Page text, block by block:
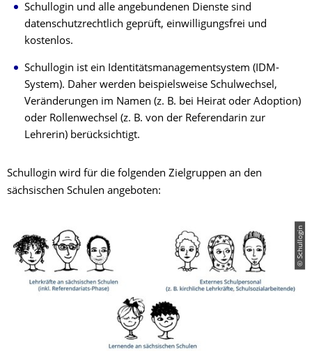
Schullogin und alle angebundenen Dienste sind
datenschutzrechtlich geprüft, einwilligungsfrei und
kostenlos.
Schullogin ist ein Identitätsmanagementsystem (IDM-
System). Daher werden beispielsweise Schulwechsel,
Veränderungen im Namen (z. B. bei Heirat oder Adoption)
oder Rollenwechsel (z. B. von der Referendarin zur
Lehrerin) berücksichtigt.
Schullogin wird für die folgenden Zielgruppen an den
sächsischen Schulen angeboten:
© Schullogin